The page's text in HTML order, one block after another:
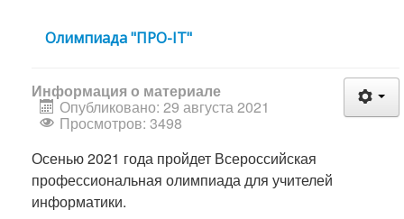
Олимпиада "ПРО-IT"
Информация о материале
Опубликовано: 29 августа 2021
Просмотров: 3498
Осенью 2021 года пройдет Всероссийская
профессиональная олимпиада для учителей
информатики.